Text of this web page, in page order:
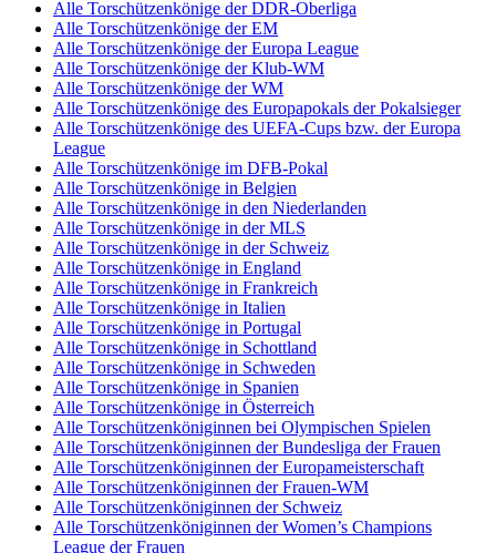
Alle Torschützenkönige der DDR-Oberliga
Alle Torschützenkönige der EM
Alle Torschützenkönige der Europa League
Alle Torschützenkönige der Klub-WM
Alle Torschützenkönige der WM
Alle Torschützenkönige des Europapokals der Pokalsieger
Alle Torschützenkönige des UEFA-Cups bzw. der Europa
League
Alle Torschützenkönige im DFB-Pokal
Alle Torschützenkönige in Belgien
Alle Torschützenkönige in den Niederlanden
Alle Torschützenkönige in der MLS
Alle Torschützenkönige in der Schweiz
Alle Torschützenkönige in England
Alle Torschützenkönige in Frankreich
Alle Torschützenkönige in Italien
Alle Torschützenkönige in Portugal
Alle Torschützenkönige in Schottland
Alle Torschützenkönige in Schweden
Alle Torschützenkönige in Spanien
Alle Torschützenkönige in Österreich
Alle Torschützenköniginnen bei Olympischen Spielen
Alle Torschützenköniginnen der Bundesliga der Frauen
Alle Torschützenköniginnen der Europameisterschaft
Alle Torschützenköniginnen der Frauen-WM
Alle Torschützenköniginnen der Schweiz
Alle Torschützenköniginnen der Women’s Champions
League der Frauen